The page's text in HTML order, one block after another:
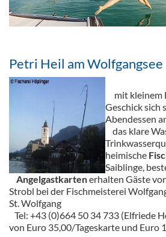
Petri Heil am Wolfgangsee
mit kleinem
Geschick sich
Abendessen
das klare
heimische
Saiblinge,
Angelgastkartenerhalten Gäste
Strobl bei der Fischmeisterei
St. Wolfgang
Tel: +43 (0)664 50 34 733 (Elfriede
von Euro 35,00/Tageskarte und Euro